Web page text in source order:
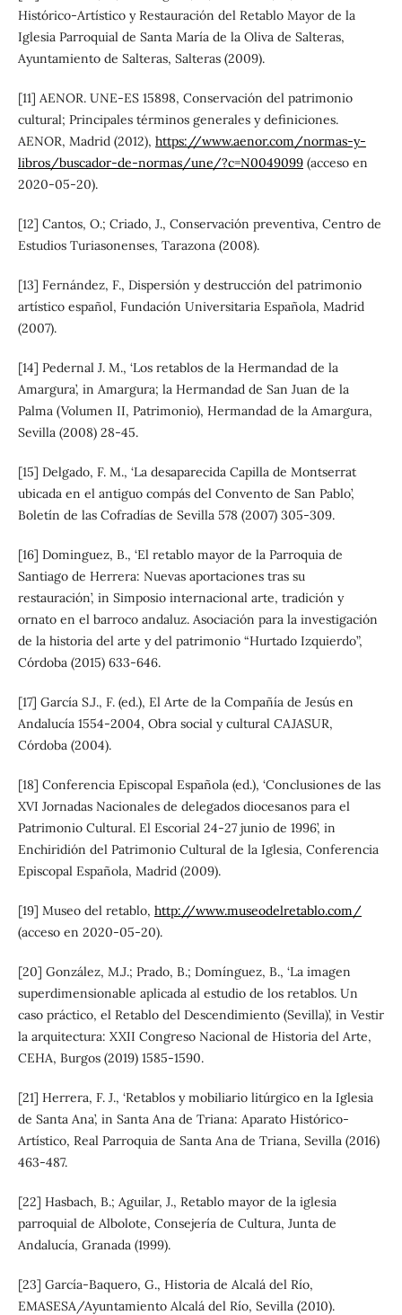
Histórico-Artístico y Restauración del Retablo Mayor de la
Iglesia Parroquial de Santa María de la Oliva de Salteras,
Ayuntamiento de Salteras, Salteras (2009).
[11] AENOR. UNE-ES 15898, Conservación del patrimonio
cultural; Principales términos generales y definiciones.
AENOR, Madrid (2012), https://www.aenor.com/normas-y-
libros/buscador-de-normas/une/?c=N0049099(acceso en
2020-05-20).
[12] Cantos, O.; Criado, J., Conservación preventiva, Centro de
Estudios Turiasonenses, Tarazona (2008).
[13] Fernández, F., Dispersión y destrucción del patrimonio
artístico español, Fundación Universitaria Española, Madrid
(2007).
[14] Pedernal J. M., ‘Los retablos de la Hermandad de la
Amargura’, in Amargura; la Hermandad de San Juan de la
Palma (Volumen II, Patrimonio), Hermandad de la Amargura,
Sevilla (2008) 28-45.
[15] Delgado, F. M., ‘La desaparecida Capilla de Montserrat
ubicada en el antiguo compás del Convento de San Pablo’,
Boletín de las Cofradías de Sevilla 578 (2007) 305-309.
[16] Dominguez, B., ‘El retablo mayor de la Parroquia de
Santiago de Herrera: Nuevas aportaciones tras su
restauración’, in Simposio internacional arte, tradición y
ornato en el barroco andaluz. Asociación para la investigación
de la historia del arte y del patrimonio “Hurtado Izquierdo”,
Córdoba (2015) 633-646.
[17] García S.J., F. (ed.), El Arte de la Compañía de Jesús en
Andalucía 1554-2004, Obra social y cultural CAJASUR,
Córdoba (2004).
[18] Conferencia Episcopal Española (ed.), ‘Conclusiones de las
XVI Jornadas Nacionales de delegados diocesanos para el
Patrimonio Cultural. El Escorial 24-27 junio de 1996’, in
Enchiridión del Patrimonio Cultural de la Iglesia, Conferencia
Episcopal Española, Madrid (2009).
[19] Museo del retablo, http://www.museodelretablo.com/
(acceso en 2020-05-20).
[20] González, M.J.; Prado, B.; Domínguez, B., ‘La imagen
superdimensionable aplicada al estudio de los retablos. Un
caso práctico, el Retablo del Descendimiento (Sevilla)’, in Vestir
la arquitectura: XXII Congreso Nacional de Historia del Arte,
CEHA, Burgos (2019) 1585-1590.
[21] Herrera, F. J., ‘Retablos y mobiliario litúrgico en la Iglesia
de Santa Ana’, in Santa Ana de Triana: Aparato Histórico-
Artístico, Real Parroquia de Santa Ana de Triana, Sevilla (2016)
463-487.
[22] Hasbach, B.; Aguilar, J., Retablo mayor de la iglesia
parroquial de Albolote, Consejería de Cultura, Junta de
Andalucía, Granada (1999).
[23] García-Baquero, G., Historia de Alcalá del Río,
EMASESA/Ayuntamiento Alcalá del Río, Sevilla (2010).